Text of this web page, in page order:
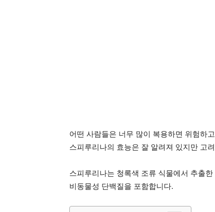
어떤 사람들은 너무 많이 복용하면 위험하
스피루리나의 효능은 잘 알려져 있지만 고
스피루리나는 청록색 조류 식물에서 추출
비동물성 단백질을 포함합니다.